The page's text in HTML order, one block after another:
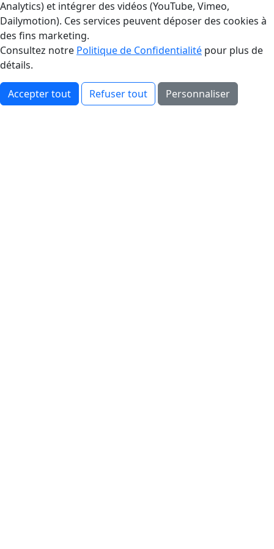
Analytics) et intégrer des vidéos (YouTube, Vimeo,
Dailymotion). Ces services peuvent déposer des cookies à
des fins marketing.
Consultez notre Politique de Confidentialité pour plus de
détails.
Accepter tout Refuser tout Personnaliser